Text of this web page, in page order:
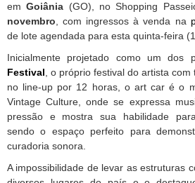
emGoiânia (GO), no Shopping
novembro , com ingressos à venda na
de lote agendada para esta quinta-feira
Inicialmente projetado como um dos
Festival , o próprio festival do artista
no line-up por 12 horas, o art car é o
Vintage Culture, onde se expressa
pressão e mostra sua habilidade
sendo o espaço perfeito para
curadoria sonora.
A impossibilidade de levar as estruturas